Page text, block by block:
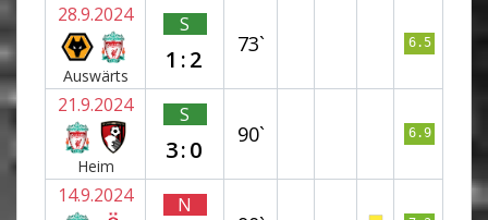
28.9.2024
Auswärts
S
1:2
73` 6.5
21.9.2024
Heim
S
3:0
90` 6.9
14.9.2024 N